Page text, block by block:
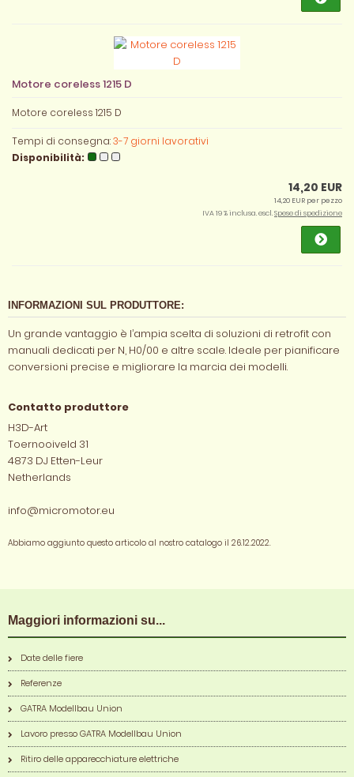
Motore coreless 1215 D
Motore coreless 1215 D
Tempi di consegna:3-7 giorni lavorativi
Disponibilità:
14,20 EUR
14,20 EUR per pezzo
IVA 19 % inclusa. escl.Spese di spedizione
INFORMAZIONI SUL PRODUTTORE:
Un grande vantaggio è l’ampia scelta di soluzioni di retrofit con
manuali dedicati per N, H0/00 e altre scale. Ideale per pianificare
conversioni precise e migliorare la marcia dei modelli.
Contatto produttore
H3D-Art
Toernooiveld 31
4873 DJ Etten-Leur
Netherlands
info@micromotor.eu
Abbiamo aggiunto questo articolo al nostro catalogo il 26.12.2022.
Maggiori informazioni su...
Date delle fiere
Referenze
GATRA Modellbau Union
Lavoro presso GATRA Modellbau Union
Ritiro delle apparecchiature elettriche